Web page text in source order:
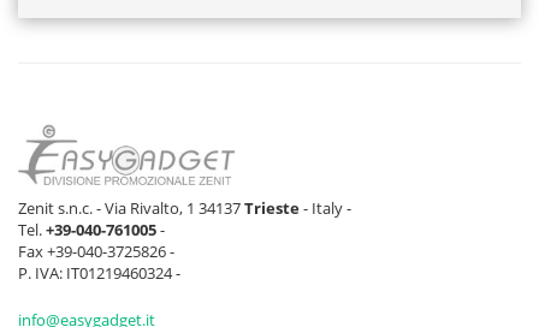
Zenit s.n.c. - Via Rivalto, 1 34137Trieste- Italy -
Tel.+39-040-761005-
Fax +39-040-3725826 -
P. IVA: IT01219460324 -
info@easygadget.it